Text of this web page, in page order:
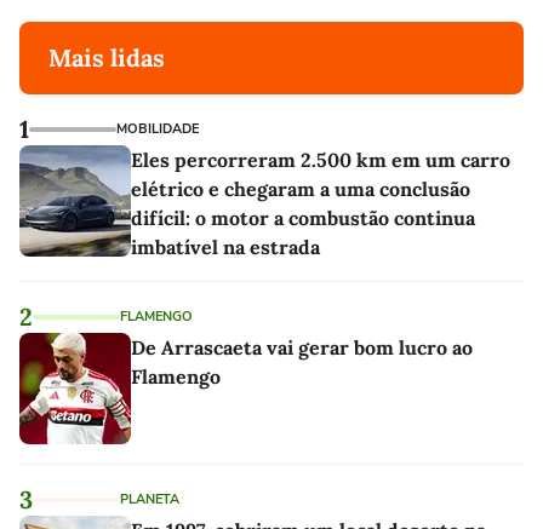
Mais lidas
1 MOBILIDADE
Eles percorreram 2.500 km em um carro
elétrico e chegaram a uma conclusão
difícil: o motor a combustão continua
imbatível na estrada
2 FLAMENGO
De Arrascaeta vai gerar bom lucro ao
Flamengo
3 PLANETA